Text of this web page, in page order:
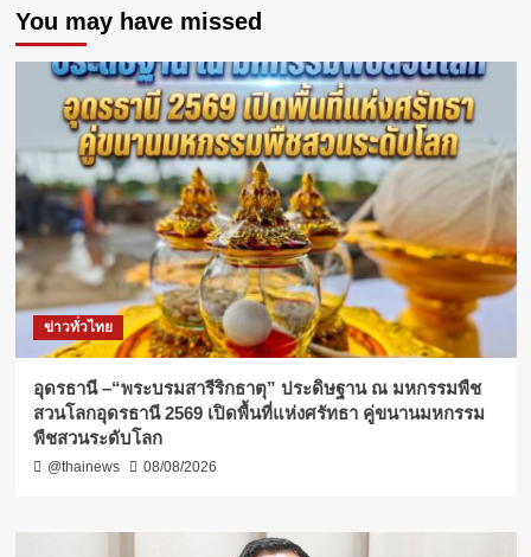
You may have missed
ข่าวทั่วไทย
อุดรธานี –“พระบรมสารีริกธาตุ” ประดิษฐาน ณ มหกรรมพืช
สวนโลกอุดรธานี 2569 เปิดพื้นที่แห่งศรัทธา คู่ขนานมหกรรม
พืชสวนระดับโลก
@thainews 08/08/2026